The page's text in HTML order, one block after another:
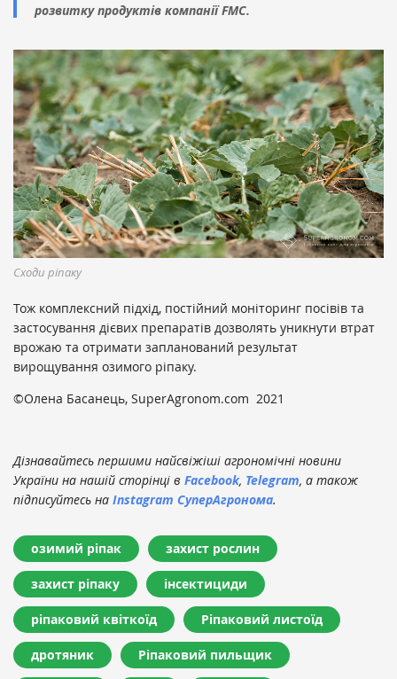
розвитку продуктів компанії FMC.
Сходи ріпаку
Тож комплексний підхід, постійний моніторинг посівів та
застосування дієвих препаратів дозволять уникнути втрат
врожаю та отримати запланований результат
вирощування озимого ріпаку.
©Олена Басанець, SuperAgronom.com 2021
Дізнавайтесь першими найсвіжіші агрономічні новини
України на нашій сторінці в Facebook, Telegram, а також
підписуйтесь на Instagram СуперАгронома.
озимий ріпак захист рослин
захист ріпаку інсектициди
ріпаковий квіткоїд Ріпаковий листоїд
дротяник Ріпаковий пильщик